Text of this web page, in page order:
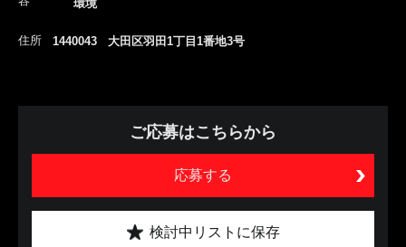
環境
住所 1440043 大田区羽田1丁目1番地3号
ご応募はこちらから
応募する
検討中リストに保存